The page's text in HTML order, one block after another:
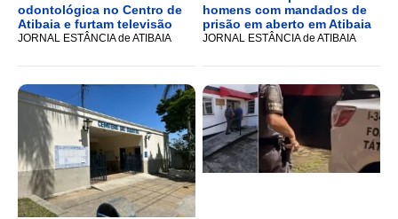
odontológica no Centro de
Atibaia e furtam televisão
JORNAL ESTÂNCIA de ATIBAIA
homens com mandados de
prisão em aberto em Atibaia
JORNAL ESTÂNCIA de ATIBAIA